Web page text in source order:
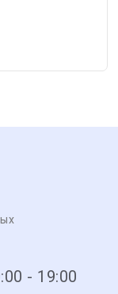
- 19:00